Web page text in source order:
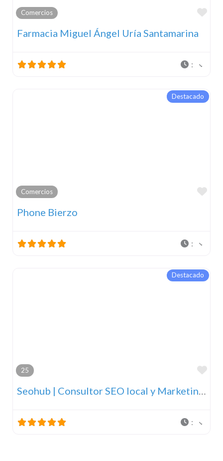
Comercios
Farmacia Miguel Ángel Uría Santamarina
:
Destacado
Comercios
Phone Bierzo
:
Destacado
25
: